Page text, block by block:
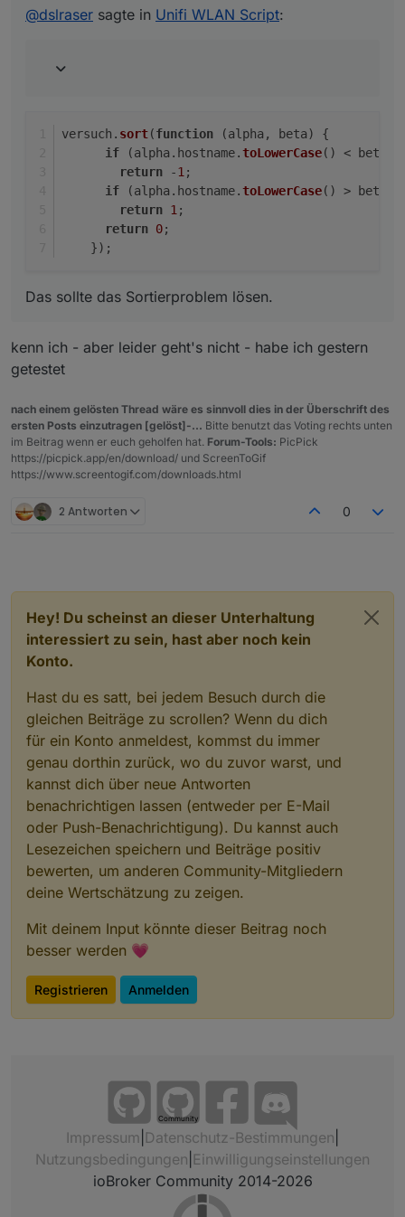
Edit:
die Sortierung deshalb irgendwie nicht.
irgendwie nicht.
if (alpha.hostname.toLowerCase() <
Das sollte das Sortierproblem lösen.
@dslraser sagte in Unifi WLAN Script:
versuch. sort(function (alpha, beta) {
if (alpha. hostname.toLowerCase() < beta.
return -1;
if (alpha. hostname.toLowerCase() > beta.
return 1;
return 0;
    });
Das sollte das Sortierproblem lösen.
kenn ich - aber leider geht's nicht - habe ich gestern
getestet
nach einem gelösten Thread wäre es sinnvoll dies in der Überschrift des
ersten Posts einzutragen [gelöst]-... Bitte benutzt das Voting rechts unten
im Beitrag wenn er euch geholfen hat. Forum-Tools: PicPick
https://picpick.app/en/download/ und ScreenToGif
https://www.screentogif.com/downloads.html
2 Antworten 0
Hey! Du scheinst an dieser Unterhaltung
interessiert zu sein, hast aber noch kein
Konto.
Hast du es satt, bei jedem Besuch durch die
gleichen Beiträge zu scrollen? Wenn du dich
für ein Konto anmeldest, kommst du immer
genau dorthin zurück, wo du zuvor warst, und
kannst dich über neue Antworten
benachrichtigen lassen (entweder per E-Mail
oder Push-Benachrichtigung). Du kannst auch
Lesezeichen speichern und Beiträge positiv
bewerten, um anderen Community-Mitgliedern
deine Wertschätzung zu zeigen.
Mit deinem Input könnte dieser Beitrag noch
besser werden 💗
Registrieren Anmelden
Community
Impressum Datenschutz-Bestimmungen
Nutzungsbedingungen Einwilligungseinstellungen
ioBroker Community 2014-2026